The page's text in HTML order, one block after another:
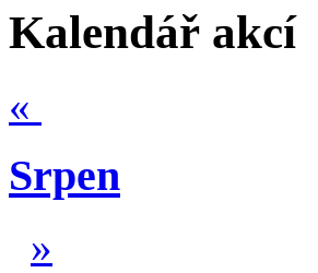
Kalendář akcí
«
Srpen
»